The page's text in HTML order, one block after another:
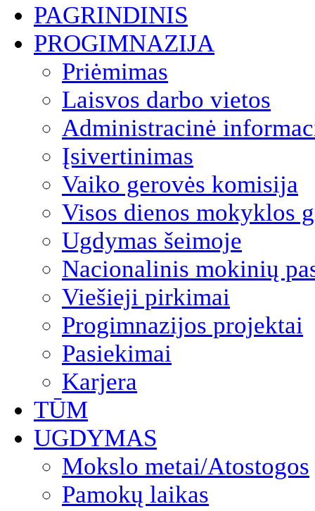
PAGRINDINIS
PROGIMNAZIJA
Priėmimas
Laisvos darbo vietos
Administracinė
Įsivertinimas
Vaiko gerovės komisija
Visos dienos mokyklos
Ugdymas šeimoje
Nacionalinis mokinių
Viešieji pirkimai
Progimnazijos projektai
Pasiekimai
Karjera
TŪM
UGDYMAS
Mokslo metai/Atostogos
Pamokų laikas